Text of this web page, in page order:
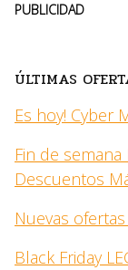
PUBLICIDAD
ÚLTIMAS
Es hoy! Cyber
Fin de
Descuentos
Nuevas
Black Friday